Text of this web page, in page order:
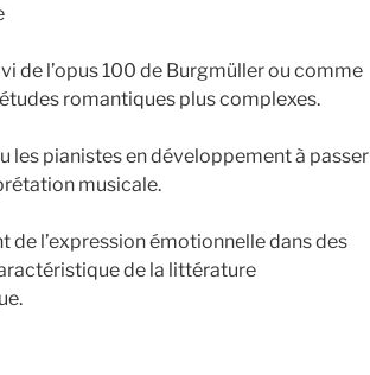
de l’opus 100 de Burgmüller ou comme
romantiques plus complexes.
les pianistes en développement à passer
musicale.
de l’expression émotionnelle dans des
de la littérature